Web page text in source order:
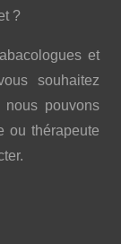
?
et
souhaitez
pouvons
ou thérapeute